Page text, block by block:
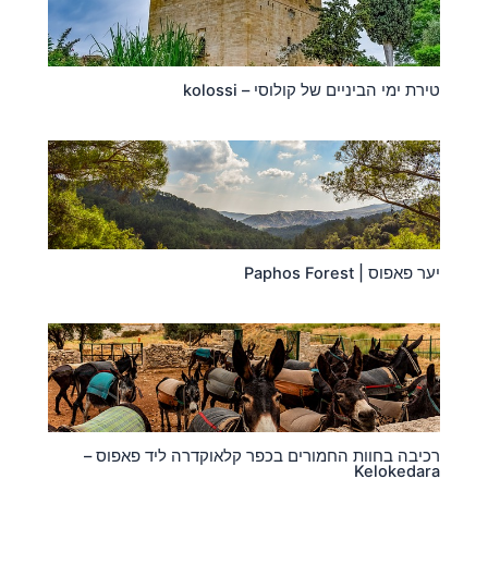
טירת ימי הביניים של קולוסי – kolossi
יער פאפוס | Paphos Forest
רכיבה בחוות החמורים בכפר קלאוקדרה ליד פאפוס –
Kelokedara